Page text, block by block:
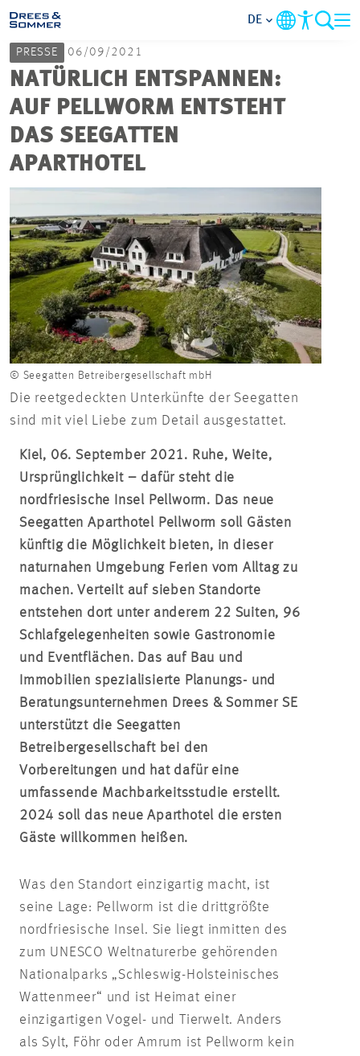
MARKETS
SERVICES
IM FOKUS
KARRIERE
PROJEKTE
KONTAKT
DE
PRESSE 06/09/2021
NATÜRLICH ENTSPANNEN:
AUF PELLWORM ENTSTEHT
DAS SEEGATTEN
APARTHOTEL
© Seegatten Betreibergesellschaft mbH
Die reetgedeckten Unterkünfte der Seegatten
sind mit viel Liebe zum Detail ausgestattet.
Kiel, 06. September 2021. Ruhe, Weite,
Ursprünglichkeit – dafür steht die
nordfriesische Insel Pellworm. Das neue
Seegatten Aparthotel Pellworm soll Gästen
künftig die Möglichkeit bieten, in dieser
naturnahen Umgebung Ferien vom Alltag zu
machen. Verteilt auf sieben Standorte
entstehen dort unter anderem 22 Suiten, 96
Schlafgelegenheiten sowie Gastronomie
und Eventflächen. Das auf Bau und
Immobilien spezialisierte Planungs- und
Beratungsunternehmen Drees & Sommer SE
unterstützt die Seegatten
Betreibergesellschaft bei den
Vorbereitungen und hat dafür eine
umfassende Machbarkeitsstudie erstellt.
2024 soll das neue Aparthotel die ersten
Gäste willkommen heißen.
Was den Standort einzigartig macht, ist
seine Lage: Pellworm ist die drittgrößte
nordfriesische Insel. Sie liegt inmitten des
zum UNESCO Weltnaturerbe gehörenden
Nationalparks „Schleswig-Holsteinisches
Wattenmeer“ und ist Heimat einer
einzigartigen Vogel- und Tierwelt. Anders
als Sylt, Föhr oder Amrum ist Pellworm kein